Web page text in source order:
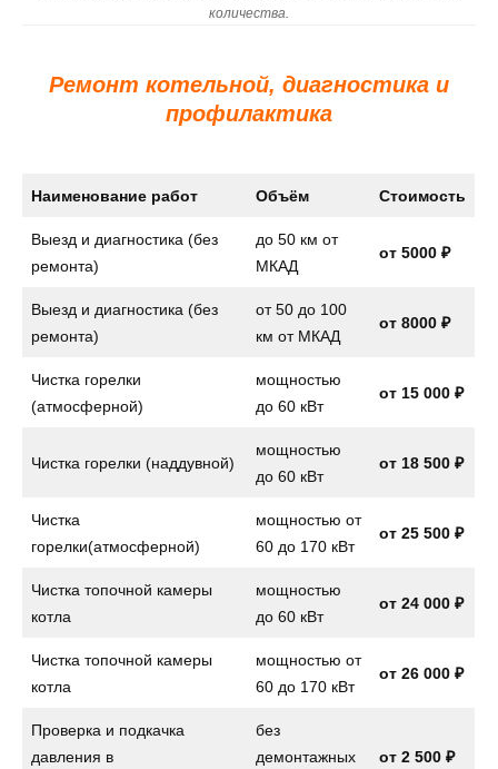
количества.
Ремонт котельной, диагностика и
профилактика
Наименование работ Объём Стоимость
Выезд и диагностика (без
ремонта)
до 50 км от
МКАД
от 5000 ₽
Выезд и диагностика (без
ремонта)
от 50 до 100
км от МКАД
от 8000 ₽
Чистка горелки
(атмосферной)
мощностью
до 60 кВт
от 15 000 ₽
Чистка горелки (наддувной)
мощностью
до 60 кВт
от 18 500 ₽
Чистка
горелки(атмосферной)
мощностью от
60 до 170 кВт
от 25 500 ₽
Чистка топочной камеры
котла
мощностью
до 60 кВт
от 24 000 ₽
Чистка топочной камеры
котла
мощностью от
60 до 170 кВт
от 26 000 ₽
Проверка и подкачка
давления в
без
демонтажных
от 2 500 ₽